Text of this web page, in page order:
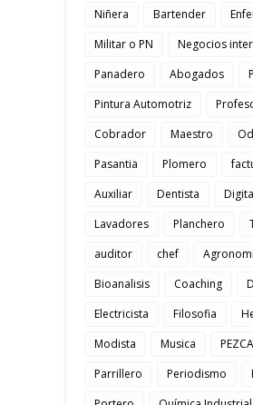
Niñera
Bartender
Militar o PN
Negocios
Panadero
Abogados
Pintura Automotriz
Cobrador
Maestro
Pasantia
Plomero
Auxiliar
Dentista
Lavadores
Planchero
auditor
chef
Bioanalisis
Coaching
Electricista
Filosofia
Modista
Musica
Parrillero
Periodismo